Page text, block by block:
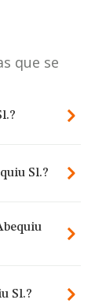
que se
Sl.?
Sl.?